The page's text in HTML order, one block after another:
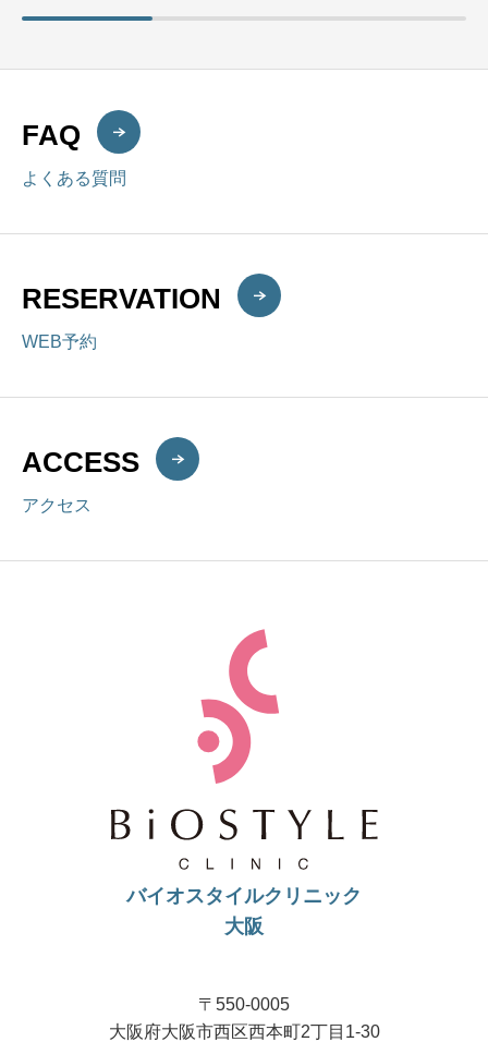
FAQ
よくある質問
RESERVATION
WEB予約
ACCESS
アクセス
バイオスタイルクリニック
大阪
〒550-0005
大阪府大阪市西区西本町2丁目1-30